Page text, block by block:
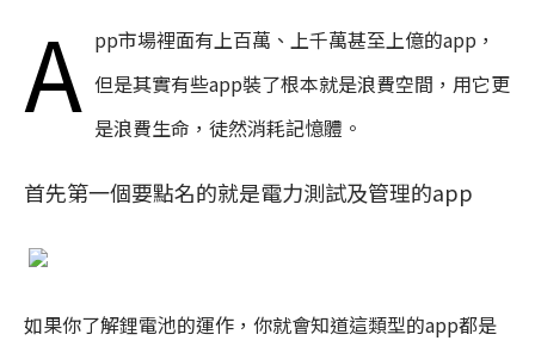
a pp市場裡面有上百萬、上千萬甚至上億的app，
但是其實有些app裝了根本就是浪費空間，用它更
是浪費生命，徒然消耗記憶體。
首先第一個要點名的就是電力測試及管理的app
如果你了解鋰電池的運作，你就會知道這類型的app都是